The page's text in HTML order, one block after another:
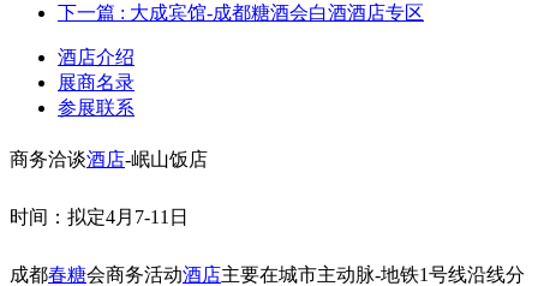
下一篇 : 大成宾馆-成都糖酒会白酒酒店专区
酒店介绍
展商名录
参展联系
商务洽谈酒店-岷山饭店
时间：拟定4月7-11日
成都春糖会商务活动酒店主要在城市主动脉-地铁1号线沿线分